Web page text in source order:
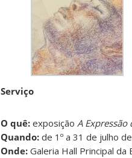
Serviço
O quê: exposição A
Quando: de 1º a 31 de julho
Onde: Galeria Hall Principal